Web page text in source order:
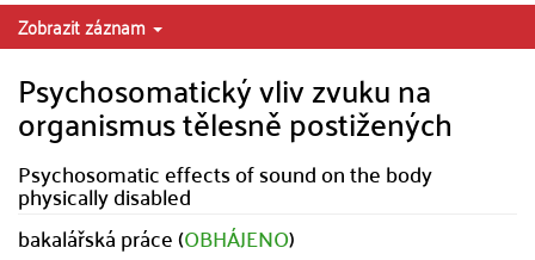
Zobrazit záznam
Psychosomatický vliv zvuku na
organismus tělesně postižených
Psychosomatic effects of sound on the body
physically disabled
bakalářská práce (OBHÁJENO)